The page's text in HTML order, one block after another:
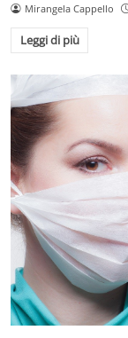
Mirangela Cappello
Leggi di più